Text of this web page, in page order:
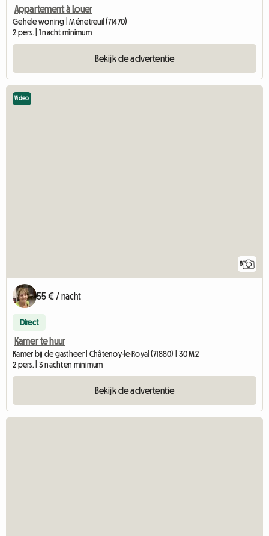
Appartement à Louer
Gehele woning | Ménetreuil (71470)
2 pers. | 1 nacht minimum
Bekijk de advertentie
8
Video
55 € / nacht
Direct
Kamer te huur
Kamer bij de gastheer | Châtenoy-le-Royal (71880) | 30 M2
2 pers. | 3 nachten minimum
Bekijk de advertentie